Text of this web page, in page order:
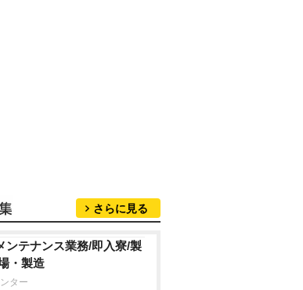
さらに見る
ンテナンス業務/即入寮/製
・製造
ター